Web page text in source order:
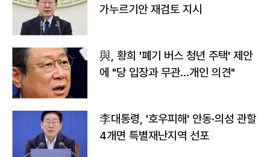
가누르기안 재검토 지시
與, 황희 '폐기 버스 청년 주택' 제안
에 "당 입장과 무관…개인 의견"
李대통령, '호우피해' 안동·의성 관할
4개면 특별재난지역 선포